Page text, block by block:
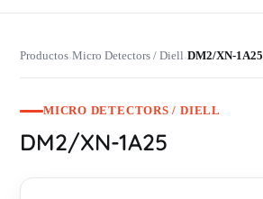
Productos›Micro Detectors / Diell›DM2/XN-1A25
MICRO DETECTORS / DIELL
DM2/XN-1A25